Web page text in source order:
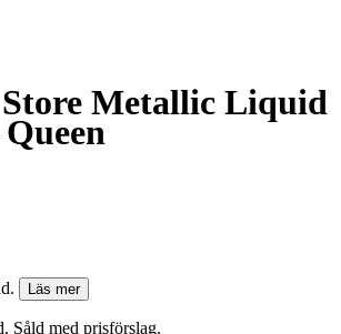
Metallic Liquid
Läs mer
Såld med prisförslag.